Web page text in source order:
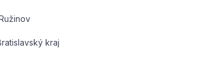
kraj